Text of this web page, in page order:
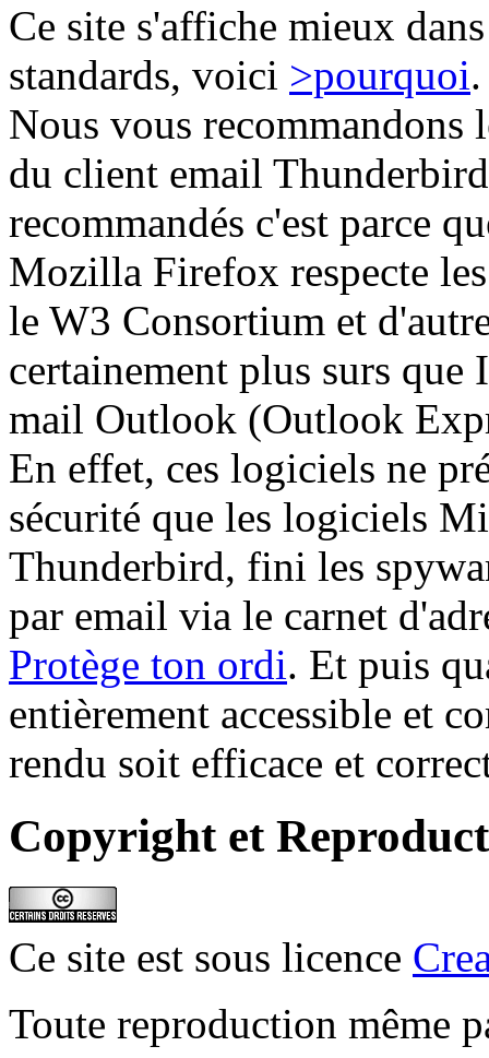
Ce site s'affiche mieux
standards, voici >pourquoi.
Nous vous
du client email Thunderbird
recommandés c'est parce
Mozilla Firefox respecte
le W3 Consortium et
certainement plus surs que
mail Outlook (Outlook
En effet, ces logiciels ne
sécurité que les logiciels
Thunderbird, fini les
par email via le carnet
Protège ton ordi. Et puis
entièrement accessible et
rendu soit efficace et
Copyright et
Ce site est sous licence
Toute reproduction même